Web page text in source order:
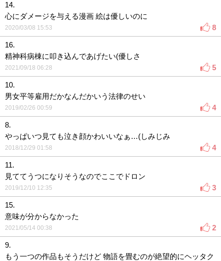
14.
心にダメージを与える漫画 絵は優しいのに
2020/03/08 15:53 8
16.
精神科病棟に叩き込んであげたい(優しさ
2021/09/18 06:28 5
10.
男女平等雇用だかなんだかいう法律のせい
2019/02/26 00:59 4
8.
やっぱいつ見ても泣き顔かわいいなぁ…(しみじみ
2018/12/29 01:58 4
11.
見ててうつになりそうなのでここでドロン
2019/12/10 12:35 3
15.
意味が分からなかった
2021/05/14 00:38 2
9.
もう一つの作品もそうだけど 物語を畳むのが絶望的にヘッタク